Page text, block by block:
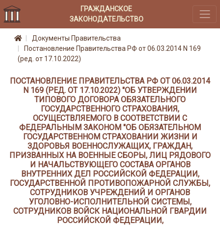
ГРАЖДАНСКОЕ
ЗАКОНОДАТЕЛЬСТВО
Документы Правительства
Постановление Правительства РФ от 06.03.2014 N 169
(ред. от 17.10.2022)
ПОСТАНОВЛЕНИЕ ПРАВИТЕЛЬСТВА РФ ОТ 06.03.2014
N 169 (РЕД. ОТ 17.10.2022) "ОБ УТВЕРЖДЕНИИ
ТИПОВОГО ДОГОВОРА ОБЯЗАТЕЛЬНОГО
ГОСУДАРСТВЕННОГО СТРАХОВАНИЯ,
ОСУЩЕСТВЛЯЕМОГО В СООТВЕТСТВИИ С
ФЕДЕРАЛЬНЫМ ЗАКОНОМ "ОБ ОБЯЗАТЕЛЬНОМ
ГОСУДАРСТВЕННОМ СТРАХОВАНИИ ЖИЗНИ И
ЗДОРОВЬЯ ВОЕННОСЛУЖАЩИХ, ГРАЖДАН,
ПРИЗВАННЫХ НА ВОЕННЫЕ СБОРЫ, ЛИЦ РЯДОВОГО
И НАЧАЛЬСТВУЮЩЕГО СОСТАВА ОРГАНОВ
ВНУТРЕННИХ ДЕЛ РОССИЙСКОЙ ФЕДЕРАЦИИ,
ГОСУДАРСТВЕННОЙ ПРОТИВОПОЖАРНОЙ СЛУЖБЫ,
СОТРУДНИКОВ УЧРЕЖДЕНИЙ И ОРГАНОВ
УГОЛОВНО-ИСПОЛНИТЕЛЬНОЙ СИСТЕМЫ,
СОТРУДНИКОВ ВОЙСК НАЦИОНАЛЬНОЙ ГВАРДИИ
РОССИЙСКОЙ ФЕДЕРАЦИИ,